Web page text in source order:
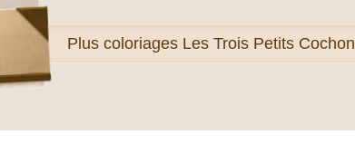
Plus coloriages Les Trois Petits